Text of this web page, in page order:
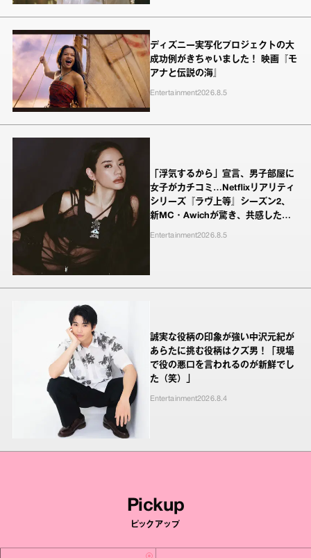
ディズニー実写化プロジェクトの大
成功例がきちゃいました！ 映画『モ
アナと伝説の海』
Entertainment2026.8.5
「浮気するから」宣言、男子部屋に
女子がカチコミ…Netflixリアリティ
シリーズ『ラヴ上等』シーズン2、
新MC・Awichが驚き、共感したヤ
Entertainment2026.8.5
誠実な役柄の印象が強い中沢元紀が
あらたに挑む役柄はクズ男！「現場
で役の悪口を言われるのが新鮮でし
た（笑）」
Entertainment2026.8.4
Pickup
ピックアップ